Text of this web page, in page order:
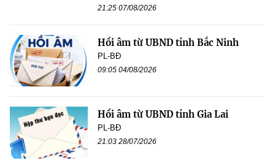
21:25 07/08/2026
Hồi âm từ UBND tỉnh Bắc Ninh
PL-BĐ
09:05 04/08/2026
Hồi âm từ UBND tỉnh Gia Lai
PL-BĐ
21:03 28/07/2026